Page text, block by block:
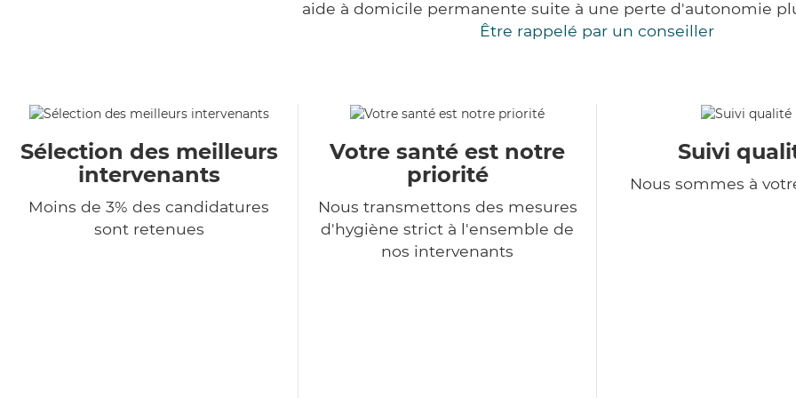
aide à domicile permanente suite à une perte d'autonomie
Être rappelé par un conseiller
Sélection des meilleurs
intervenants
Moins de 3% des candidatures
sont retenues
Votre santé est notre
priorité
Nous transmettons des mesures
d'hygiène strict à l'ensemble de
nos intervenants
Suivi
Nous sommes à